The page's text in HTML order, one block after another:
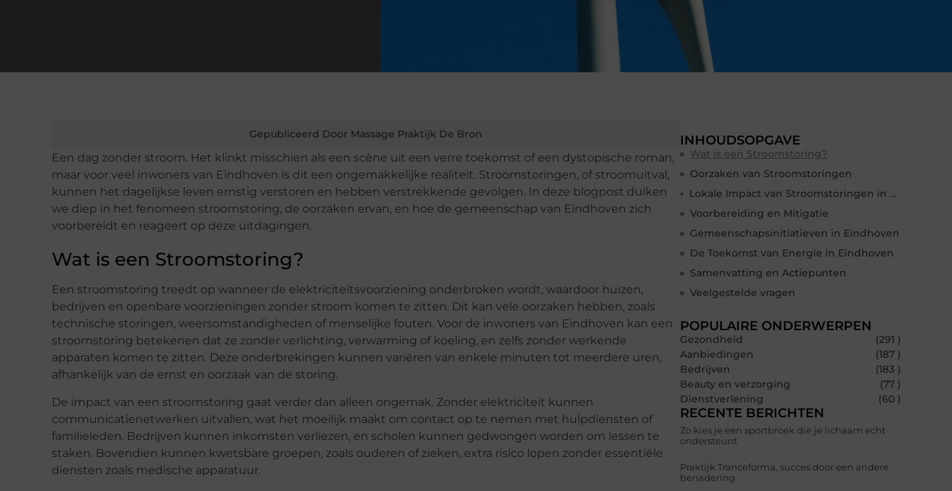
Gepubliceerd Door Massage Praktijk De Bron
Een dag zonder stroom. Het klinkt misschien als een scène uit een verre toekomst of een dystopische roman,
maar voor veel inwoners van Eindhoven is dit een ongemakkelijke realiteit. Stroomstoringen, of stroomuitval,
kunnen het dagelijkse leven ernstig verstoren en hebben verstrekkende gevolgen. In deze blogpost duiken
we diep in het fenomeen stroomstoring, de oorzaken ervan, en hoe de gemeenschap van Eindhoven zich
voorbereidt en reageert op deze uitdagingen.
Wat is een Stroomstoring?
Een stroomstoring treedt op wanneer de elektriciteitsvoorziening onderbroken wordt, waardoor huizen,
bedrijven en openbare voorzieningen zonder stroom komen te zitten. Dit kan vele oorzaken hebben, zoals
technische storingen, weersomstandigheden of menselijke fouten. Voor de inwoners van Eindhoven kan een
stroomstoring betekenen dat ze zonder verlichting, verwarming of koeling, en zelfs zonder werkende
apparaten komen te zitten. Deze onderbrekingen kunnen variëren van enkele minuten tot meerdere uren,
afhankelijk van de ernst en oorzaak van de storing.
De impact van een stroomstoring gaat verder dan alleen ongemak. Zonder elektriciteit kunnen
communicatienetwerken uitvallen, wat het moeilijk maakt om contact op te nemen met hulpdiensten of
familieleden. Bedrijven kunnen inkomsten verliezen, en scholen kunnen gedwongen worden om lessen te
staken. Bovendien kunnen kwetsbare groepen, zoals ouderen of zieken, extra risico lopen zonder essentiële
diensten zoals medische apparatuur.
INHOUDSOPGAVE
Wat is een Stroomstoring?
Oorzaken van Stroomstoringen
Lokale Impact van Stroomstoringen in Eindhoven
Voorbereiding en Mitigatie
Gemeenschapsinitiatieven in Eindhoven
De Toekomst van Energie in Eindhoven
Samenvatting en Actiepunten
Veelgestelde vragen
POPULAIRE ONDERWERPEN
Gezondheid
(291 )
Aanbiedingen
(187 )
Bedrijven
(183 )
Beauty en verzorging
(77 )
Dienstverlening
(60 )
RECENTE BERICHTEN
Zo kies je een sportbroek die je lichaam echt
ondersteunt
Praktijk Tranceforma, succes door een andere
benadering